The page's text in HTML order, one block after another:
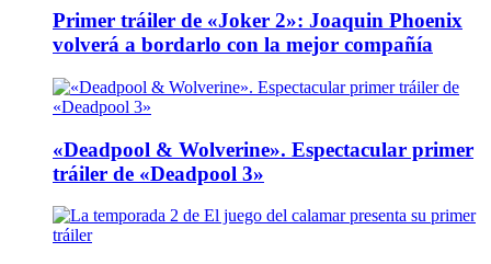
Primer tráiler de «Joker 2»: Joaquin Phoenix
volverá a bordarlo con la mejor compañía
«Deadpool & Wolverine». Espectacular primer
tráiler de «Deadpool 3»